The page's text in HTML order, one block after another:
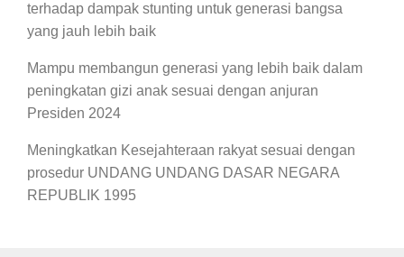
terhadap dampak stunting untuk generasi bangsa
yang jauh lebih baik
Mampu membangun generasi yang lebih baik dalam
peningkatan gizi anak sesuai dengan anjuran
Presiden 2024
Meningkatkan Kesejahteraan rakyat sesuai dengan
prosedur UNDANG UNDANG DASAR NEGARA
REPUBLIK 1995